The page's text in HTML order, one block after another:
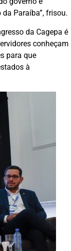
Paraíba”, frisou.
da Cagepa é
conheçam
para que
à